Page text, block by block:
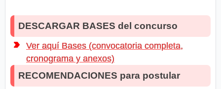
DESCARGAR BASES del concurso
Ver aquí Bases (convocatoria completa,
cronograma y anexos)
RECOMENDACIONES para postular